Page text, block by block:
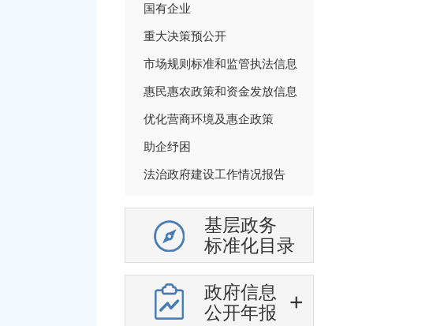
国有企业
重大决策预公开
市场规则标准和监管执法信息
惠民惠农政策和资金发放信息
优化营商环境及惠企政策
助企纾困
法治政府建设工作情况报告
基层政务
标准化目录
政府信息
公开年报